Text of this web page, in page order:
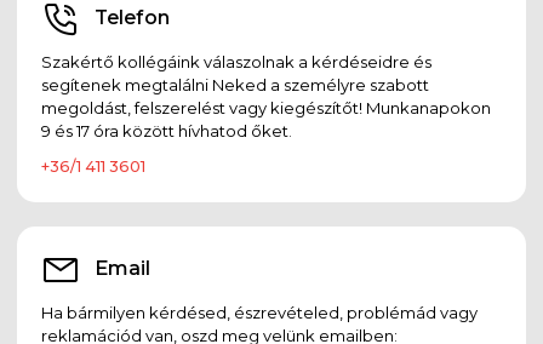
Telefon
Szakértő kollégáink válaszolnak a kérdéseidre és
segítenek megtalálni Neked a személyre szabott
megoldást, felszerelést vagy kiegészítőt! Munkanapokon
9 és 17 óra között hívhatod őket.
+36/1 411 3601
Email
Ha bármilyen kérdésed, észrevételed, problémád vagy
reklamációd van, oszd meg velünk emailben: